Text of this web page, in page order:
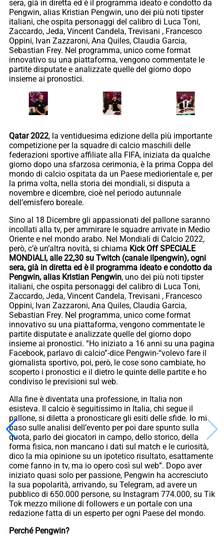
sera, già in diretta ed è il programma ideato e condotto da
Pengwin, alias Kristian Pengwin, uno dei più noti tipster
italiani, che ospita personaggi del calibro di Luca Toni,
Zaccardo, Jeda, Vincent Candela, Trevisani , Francesco
Oppini, Ivan Zazzaroni, Ana Quiles, Claudia Garcia,
Sebastian Frey. Nel programma, unico come format
innovativo su una piattaforma, vengono commentate le
partite disputate e analizzate quelle del giorno dopo
insieme ai pronostici.
Qatar 2022, la ventiduesima edizione della più importante
competizione per la squadre di calcio maschili delle
federazioni sportive affiliate alla FIFA, iniziata da qualche
giorno dopo una sfarzosa cerimonia, è la prima Coppa del
mondo di calcio ospitata da un Paese mediorientale e, per
la prima volta, nella storia dei mondiali, si disputa a
novembre e dicembre, cioè nel periodo autunnale
dell’emisfero boreale.
Sino al 18 Dicembre gli appassionati del pallone saranno
incollati alla tv, per ammirare le squadre arrivate in Medio
Oriente e nel mondo arabo. Nel Mondiali di Calcio 2022,
però, c’è un’altra novità, si chiama Kick Off SPECIALE
MONDIALI, alle 22,30 su Twitch (canale ilpengwin), ogni
sera, già in diretta ed è il programma ideato e condotto da
Pengwin, alias Kristian Pengwin, uno dei più noti tipster
italiani, che ospita personaggi del calibro di Luca Toni,
Zaccardo, Jeda, Vincent Candela, Trevisani , Francesco
Oppini, Ivan Zazzaroni, Ana Quiles, Claudia Garcia,
Sebastian Frey. Nel programma, unico come format
innovativo su una piattaforma, vengono commentate le
partite disputate e analizzate quelle del giorno dopo
insieme ai pronostici. “Ho iniziato a 16 anni su una pagina
Facebook, parlavo di calcio”-dice Pengwin-“volevo fare il
giornalista sportivo, poi, però, le cose sono cambiate, ho
scoperto i pronostici e il dietro le quinte delle partite e ho
condiviso le previsioni sul web.
Alla fine è diventata una professione, in Italia non
esisteva. Il calcio è seguitissimo in Italia, chi segue il
pallone, si diletta a pronosticare gli esiti delle sfide. Io mi
baso sulle analisi dell’evento per poi dare spunto sulla
quota, parlo dei giocatori in campo, dello storico, della
forma fisica, non mancano i dati sul match e le curiosità,
dico la mia opinione su un ipotetico risultato, esattamente
come fanno in tv, ma io opero così sul web”. Dopo aver
iniziato quasi solo per passione, Pengwin ha accresciuto
la sua popolarità, arrivando, su Telegram, ad avere un
pubblico di 650.000 persone, su Instagram 774.000, su Tik
Tok mezzo milione di followers e un portale con una
redazione fatta di un esperto per ogni Paese del mondo.
Perché Pengwin?